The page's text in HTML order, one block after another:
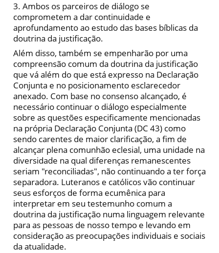
3. Ambos os parceiros de diálogo se
comprometem a dar continuidade e
aprofundamento ao estudo das bases bíblicas da
doutrina da justificação.
Além disso, também se empenharão por uma
compreensão comum da doutrina da justificação
que vá além do que está expresso na Declaração
Conjunta e no posicionamento esclarecedor
anexado. Com base no consenso alcançado, é
necessário continuar o diálogo especialmente
sobre as questões especificamente mencionadas
na própria Declaração Conjunta (DC 43) como
sendo carentes de maior clarificação, a fim de
alcançar plena comunhão eclesial, uma unidade na
diversidade na qual diferenças remanescentes
seriam "reconciliadas", não continuando a ter força
separadora. Luteranos e católicos vão continuar
seus esforços de forma ecumênica para
interpretar em seu testemunho comum a
doutrina da justificação numa linguagem relevante
para as pessoas de nosso tempo e levando em
consideração as preocupações individuais e sociais
da atualidade.